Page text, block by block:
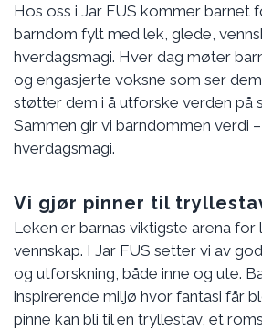
Hos oss i Jar FUS kommer barnet
barndom fylt med lek, glede,
hverdagsmagi. Hver dag møter
og engasjerte voksne som ser
støtter dem i å utforske verden på
Sammen gir vi barndommen verdi
hverdagsmagi.
Vi gjør pinner til
Leken er barnas viktigste arena
vennskap. I Jar FUS setter vi av
og utforskning, både inne og ute.
inspirerende miljø hvor fantasi får
pinne kan bli til en tryllestav, et